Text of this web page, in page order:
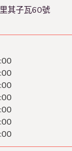
其子瓦60號